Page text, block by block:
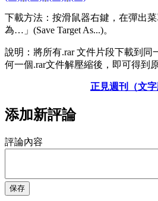
下載方法：按滑鼠器右鍵，在彈出
為…」(Save Target As...)。
說明：將所有.rar 文件片段下載到同
何一個.rar文件解壓縮後，即可得到
正見週刊（文字
添加新評論
評論內容
保存